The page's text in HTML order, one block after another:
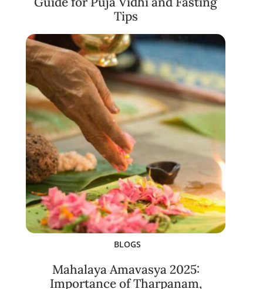
Tips
BLOGS
Mahalaya Amavasya 2025:
Importance of Tharpanam,